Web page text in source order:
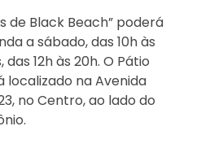
de Black Beach” poderá
a sábado, das 10h às
12h às 20h. O Pátio
localizado na Avenida
no Centro, ao lado do